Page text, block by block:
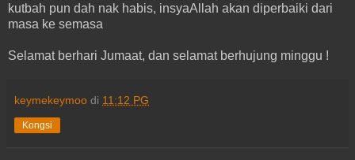
kutbah pun dah nak habis, insyaAllah akan diperbaiki dari
masa ke semasa
Selamat berhari Jumaat, dan selamat berhujung minggu !
keymekeymoo di 11:12 PG
Kongsi